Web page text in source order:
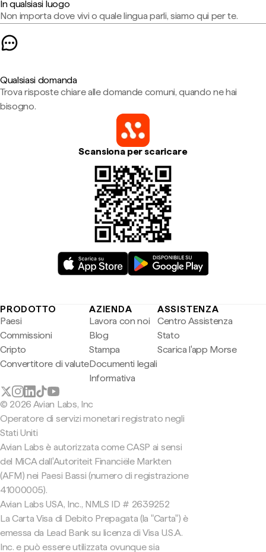
In qualsiasi luogo
Non importa dove vivi o quale lingua parli, siamo qui per te.
Qualsiasi domanda
Trova risposte chiare alle domande comuni, quando ne hai
bisogno.
Scansiona per scaricare
PRODOTTO
Paesi
Commissioni
Cripto
Convertitore di valute
AZIENDA
Lavora con noi
Blog
Stampa
Documenti legali
Informativa
ASSISTENZA
Centro Assistenza
Stato
Scarica l'app Morse
© 2026 Avian Labs, Inc
Operatore di servizi monetari registrato negli
Stati Uniti
Avian Labs è autorizzata come CASP ai sensi
del MiCA dall'Autoriteit Financiële Markten
(AFM) nei Paesi Bassi (numero di registrazione
41000005).
Avian Labs USA, Inc., NMLS ID # 2639252
La Carta Visa di Debito Prepagata (la "Carta") è
emessa da Lead Bank su licenza di Visa U.S.A.
Inc. e può essere utilizzata ovunque sia